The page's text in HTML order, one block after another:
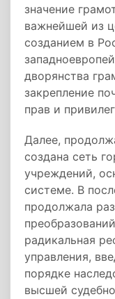
значение
важнейшей из
созданием в
дворянства
закрепление
прав и
Далее,
создана сеть
учреждений,
системе. В
продолжала
радикальная
управления,
порядке
высшей